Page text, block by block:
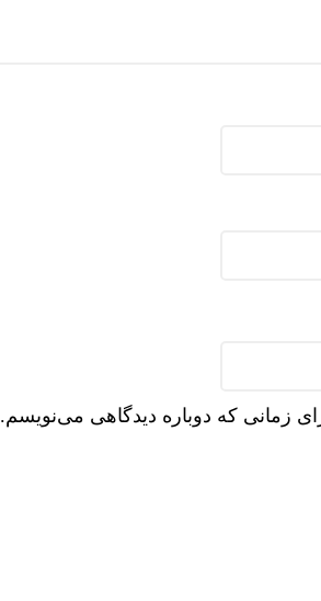
زمانی که دوباره دیدگاهی می‌نویسم.